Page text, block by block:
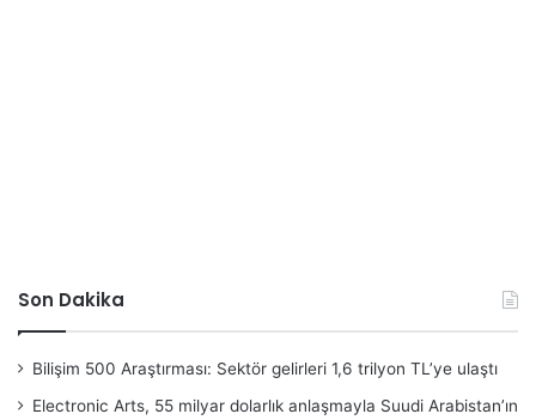
Son Dakika
Bilişim 500 Araştırması: Sektör gelirleri 1,6 trilyon TL’ye ulaştı
Electronic Arts, 55 milyar dolarlık anlaşmayla Suudi Arabistan’ın